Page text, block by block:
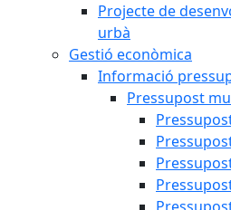
Projecte de
urbà
Gestió econòmica
Informació
Pressupost